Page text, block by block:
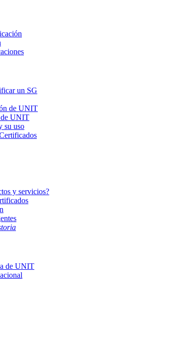
un SG
de UNIT
de UNIT
su uso
y servicios?
de UNIT